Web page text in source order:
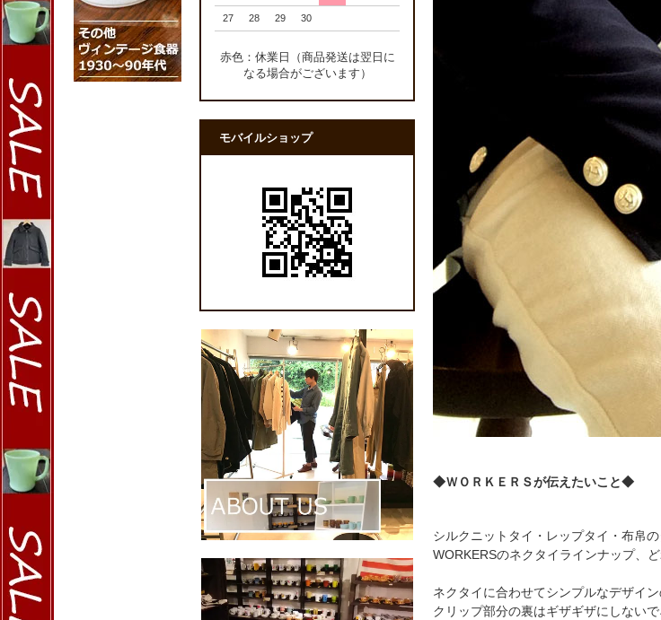
◆ＷＯＲＫＥＲＳが伝えたいこと◆
シルクニットタイ・レップタイ・布帛の
WORKERSのネクタイラインナップ、
ネクタイに合わせてシンプルなデザイ
クリップ部分の裏はギザギザにしない
27 28 29 30
赤色：休業日（商品発送は翌日に
なる場合がございます）
モバイルショップ